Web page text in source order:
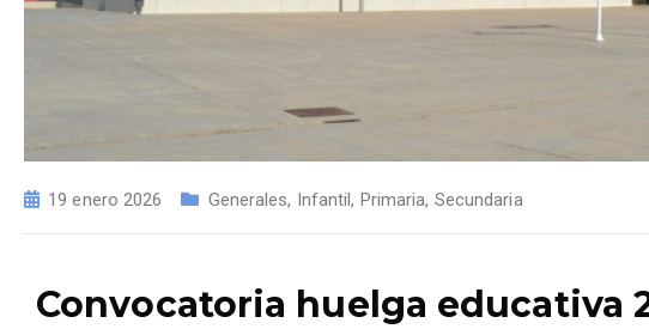
19 enero 2026 Generales, Infantil, Primaria, Secundaria
Convocatoria huelga educativa